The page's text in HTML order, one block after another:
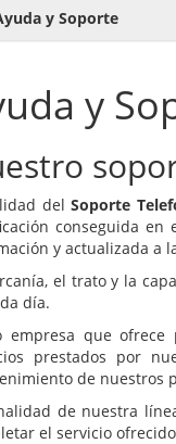
y Soporte
y
delSoporte
conseguida en
y actualizada a
el trato y la
día.
empresa que
prestados por
de nuestros
de nuestra
el servicio